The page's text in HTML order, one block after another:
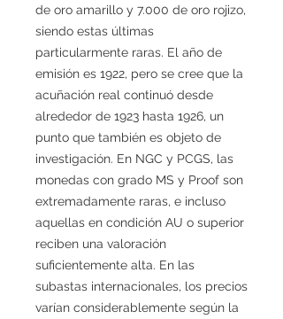
de oro amarillo y 7.000 de oro rojizo,
siendo estas últimas
particularmente raras. El año de
emisión es 1922, pero se cree que la
acuñación real continuó desde
alrededor de 1923 hasta 1926, un
punto que también es objeto de
investigación. En NGC y PCGS, las
monedas con grado MS y Proof son
extremadamente raras, e incluso
aquellas en condición AU o superior
reciben una valoración
suficientemente alta. En las
subastas internacionales, los precios
varían considerablemente según la